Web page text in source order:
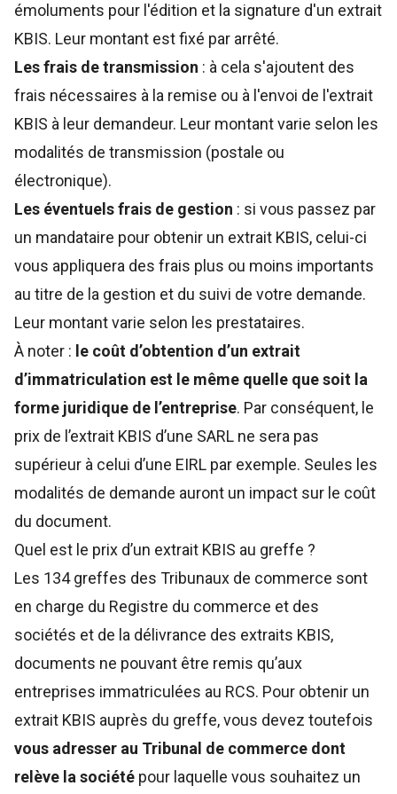
émoluments pour l'édition et la signature d'un extrait
KBIS. Leur montant est fixé par arrêté.
Les frais de transmission : à cela s'ajoutent des
frais nécessaires à la remise ou à l'envoi de l'extrait
KBIS à leur demandeur. Leur montant varie selon les
modalités de transmission (postale ou
électronique).
Les éventuels frais de gestion : si vous passez par
un mandataire pour obtenir un extrait KBIS, celui-ci
vous appliquera des frais plus ou moins importants
au titre de la gestion et du suivi de votre demande.
Leur montant varie selon les prestataires.
À noter : le coût d’obtention d’un extrait
d’immatriculation est le même quelle que soit la
forme juridique de l’entreprise. Par conséquent, le
prix de l’extrait KBIS d’une SARL ne sera pas
supérieur à celui d’une EIRL par exemple. Seules les
modalités de demande auront un impact sur le coût
du document.
Quel est le prix d’un extrait KBIS au greffe ?
Les 134 greffes des Tribunaux de commerce sont
en charge du Registre du commerce et des
sociétés et de la délivrance des extraits KBIS,
documents ne pouvant être remis qu’aux
entreprises immatriculées au RCS. Pour obtenir un
extrait KBIS auprès du greffe, vous devez toutefois
vous adresser au Tribunal de commerce dont
relève la société pour laquelle vous souhaitez un